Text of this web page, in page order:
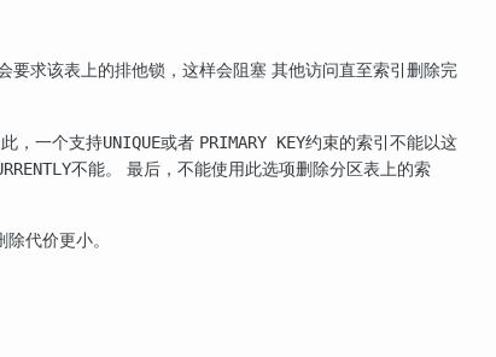
要求该表上的排他锁，这样会阻塞 其他访问直至索引删除完
，一个支持UNIQUE或者 PRIMARY KEY约束的索引不能以这
不能。 最后，不能使用此选项删除分区表上的索
代价更小。